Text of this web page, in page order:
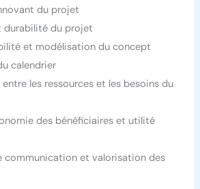
du projet
durabilité du projet
et modélisation du concept
calendrier
les ressources et les besoins du
des bénéficiaires et utilité
communication et valorisation des